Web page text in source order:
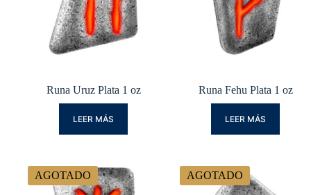
Runa Uruz Plata 1 oz
LEER MÁS
Runa Fehu Plata 1 oz
LEER MÁS
AGOTADO AGOTADO